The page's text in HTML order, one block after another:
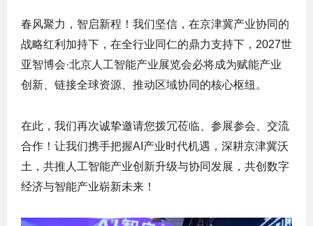
春风聚力，智启新程！我们坚信，在京津冀产业协同的
战略红利加持下，在全行业同仁的鼎力支持下，2027世
亚智博会·北京人工智能产业展览会必将成为赋能产业
创新、链接全球资源、推动区域协同的核心枢纽。
在此，我们再次诚挚邀请您拨冗莅临、参展参会、交流
合作！让我们携手把握AI产业时代机遇，深耕京津冀沃
土，共推人工智能产业创新升级与协同发展，共创数字
经济与智能产业崭新未来！